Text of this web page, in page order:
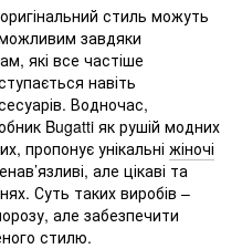
оригінальний стиль можуть
завдяки
які все частіше
навіть
Водночас,
Bugatti як рушій модних
пропонує унікальні жіночі
але цікаві та
Суть таких виробів –
але забезпечити
стилю.